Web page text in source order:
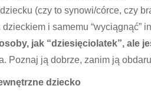
(czy to synowi/córce, czy
i samemu “wyciągnąć”
jak “dziesięciolatek”, ale
Poznaj ją dobrze, zanim ją
dziecko